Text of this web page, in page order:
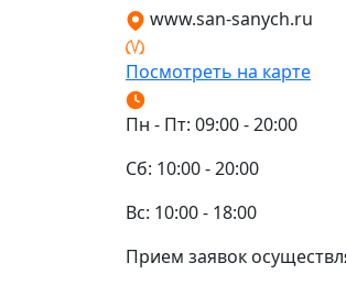
www.san-sanych.ru
Посмотреть на карте
Пн - Пт: 09:00 - 20:00
Сб: 10:00 - 20:00
Вс: 10:00 - 18:00
Прием заявок